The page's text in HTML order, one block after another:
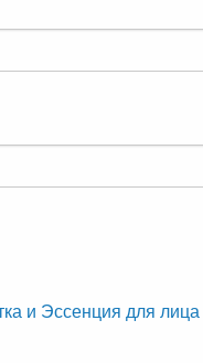
и Эссенция для лица